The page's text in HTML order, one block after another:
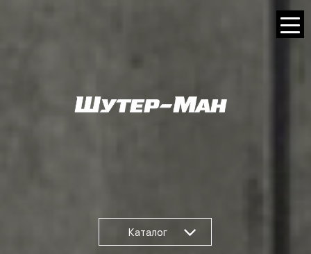
Каталог